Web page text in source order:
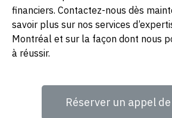
financiers. Contactez-nous dès
savoir plus sur nos services
Montréal et sur la façon dont nous
à réussir.
Réserver un appel